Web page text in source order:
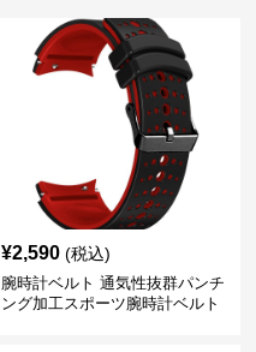
¥2,590 (税込)
腕時計ベルト 通気性抜群パンチ
ング加工スポーツ腕時計ベルト